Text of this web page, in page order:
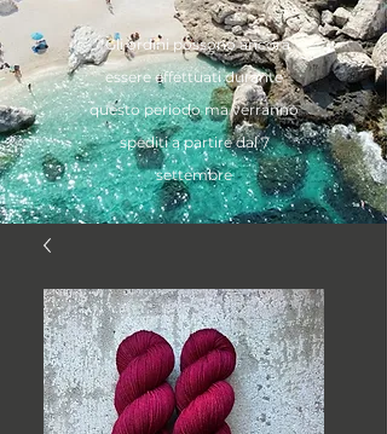
*Gli ordini possono ancora
essere effettuati durante
questo periodo ma verranno
spediti a partire dal 7
settembre